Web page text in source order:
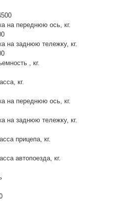
на переднюю ось, кг.
на заднюю тележку, кг.
, кг.
кг.
на переднюю ось, кг.
на заднюю тележку, кг.
прицепа, кг.
автопоезда, кг.